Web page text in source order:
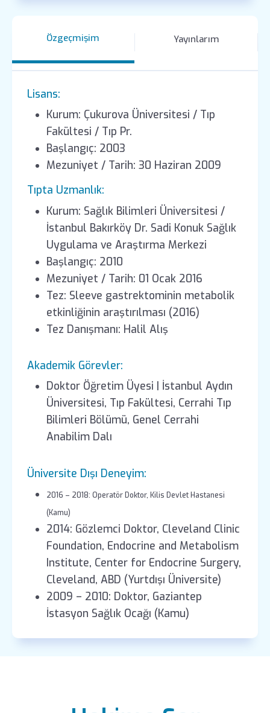
Özgeçmişim Yayınlarım
Lisans:
Kurum: Çukurova Üniversitesi / Tıp
Fakültesi / Tıp Pr.
Başlangıç: 2003
Mezuniyet / Tarih: 30 Haziran 2009
Tıpta Uzmanlık:
Kurum: Sağlık Bilimleri Üniversitesi /
İstanbul Bakırköy Dr. Sadi Konuk Sağlık
Uygulama ve Araştırma Merkezi
Başlangıç: 2010
Mezuniyet / Tarih: 01 Ocak 2016
Tez: Sleeve gastrektominin metabolik
etkinliğinin araştırılması (2016)
Tez Danışmanı: Halil Alış
Akademik Görevler:
Doktor Öğretim Üyesi | İstanbul Aydın
Üniversitesi, Tıp Fakültesi, Cerrahi Tıp
Bilimleri Bölümü, Genel Cerrahi
Anabilim Dalı
Üniversite Dışı Deneyim:
2016 – 2018: Operatör Doktor, Kilis Devlet Hastanesi
(Kamu)
2014: Gözlemci Doktor, Cleveland Clinic
Foundation, Endocrine and Metabolism
Institute, Center for Endocrine Surgery,
Cleveland, ABD (Yurtdışı Üniversite)
2009 – 2010: Doktor, Gaziantep
İstasyon Sağlık Ocağı (Kamu)